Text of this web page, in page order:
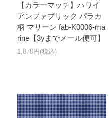
【カラーマッチ】ハワイ
アンファブリック パラカ
柄 マリーン fab-K0006-ma
rine【3yまでメール便可】
1,870円(税込)